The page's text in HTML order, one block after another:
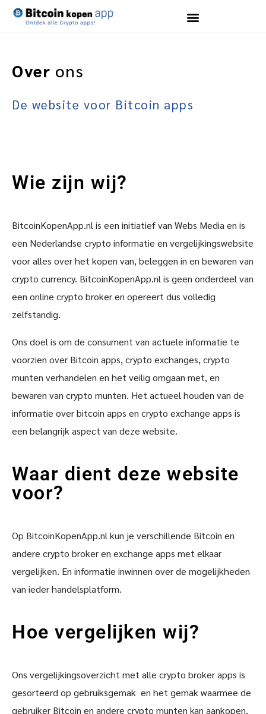
Over ons
De website voor Bitcoin apps
Wie zijn wij?
BitcoinKopenApp.nl is een initiatief van Webs Media en is
een Nederlandse crypto informatie en vergelijkingswebsite
voor alles over het kopen van, beleggen in en bewaren van
crypto currency. BitcoinKopenApp.nl is geen onderdeel van
een online crypto broker en opereert dus volledig
zelfstandig.
Ons doel is om de consument van actuele informatie te
voorzien over Bitcoin apps, crypto exchanges, crypto
munten verhandelen en het veilig omgaan met, en
bewaren van crypto munten. Het actueel houden van de
informatie over bitcoin apps en crypto exchange apps is
een belangrijk aspect van deze website.
Waar dient deze website
voor?
Op BitcoinKopenApp.nl kun je verschillende Bitcoin en
andere crypto broker en exchange apps met elkaar
vergelijken. En informatie inwinnen over de mogelijkheden
van ieder handelsplatform.
Hoe vergelijken wij?
Ons vergelijkingsoverzicht met alle crypto broker apps is
gesorteerd op gebruiksgemak en het gemak waarmee de
gebruiker Bitcoin en andere crypto munten kan aankopen,